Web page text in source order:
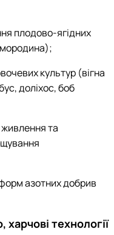
плодово-ягідних
культур (вігна
доліхос, боб
живлення та
форм азотних добрив
технології